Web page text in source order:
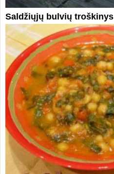
Saldžiųjų bulvių troškinys